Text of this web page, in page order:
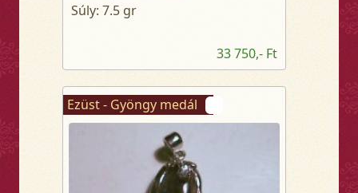
Súly: 7.5 gr
33 750,- Ft
Ezüst - Gyöngy medál